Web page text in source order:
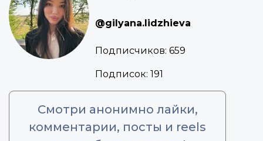
@gilyana.lidzhieva
Подписчиков: 659
Подписок: 191
Смотри анонимно лайки,
комментарии, посты и reels